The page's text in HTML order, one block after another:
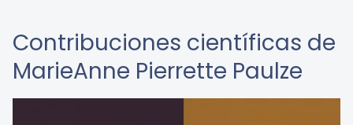
Contribuciones científicas de
MarieAnne Pierrette Paulze